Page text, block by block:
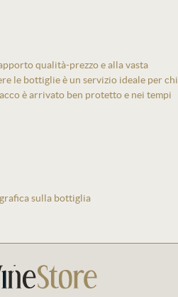
qualità-prezzo e alla vasta
le bottiglie è un servizio ideale per chi
è arrivato ben protetto e nei tempi
sulla bottiglia